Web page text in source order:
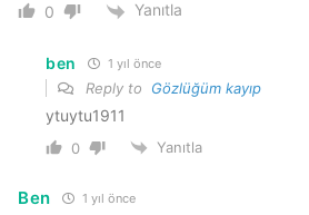
0 Yanıtla
ben 1 yıl önce
Reply to Gözlüğüm kayıp
ytuytu1911
0 Yanıtla
Ben 1 yıl önce